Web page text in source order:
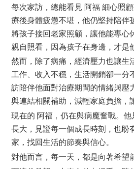
每次家訪，總能看見 阿福 細心照
療後身體疲憊不堪，他仍堅持陪伴
將孩子接回老家照顧，讓他能專心
親自照看，因為孩子在身邊，才是
然而，除了病痛，經濟壓力也讓生
工作、收入不穩，生活開銷卻一分
訪陪伴他面對治療期間的情緒與壓
與連結相關補助，減輕家庭負擔，
現在的 阿福，仍在與病魔奮戰。
長大，見證每一個成長時刻，也盼
家，找回生活的節奏與信心。
對他而言，每一天，都是向著希望